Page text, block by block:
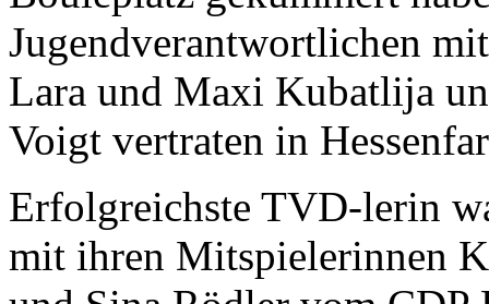
Jugendverantwortlichen
Lara und Maxi Kubatlija
Voigt vertraten in
Erfolgreichste TVD-lerin
mit ihren Mitspielerinnen